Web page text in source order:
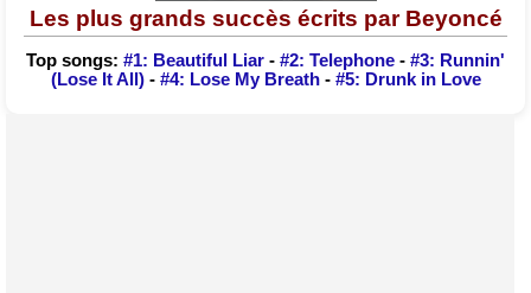
Les plus grands succès écrits par Beyoncé
Top songs: #1: Beautiful Liar - #2: Telephone - #3: Runnin'
(Lose It All)- #4: Lose My Breath- #5: Drunk in Love